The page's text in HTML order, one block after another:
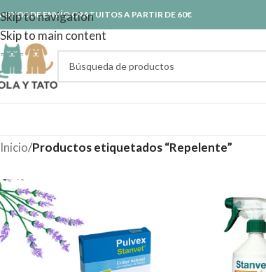
Skip to navigation
Skip to main content
DE ENVÍO GRATUITOS A PARTIR DE 60€
Inicio/Productos etiquetados “Repelente”